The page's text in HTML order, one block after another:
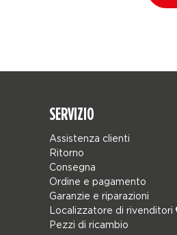
SERVIZIO
Assistenza clienti
Ritorno
Consegna
Ordine e pagamento
Garanzie e riparazioni
Localizzatore di rivenditori
Pezzi di ricambio